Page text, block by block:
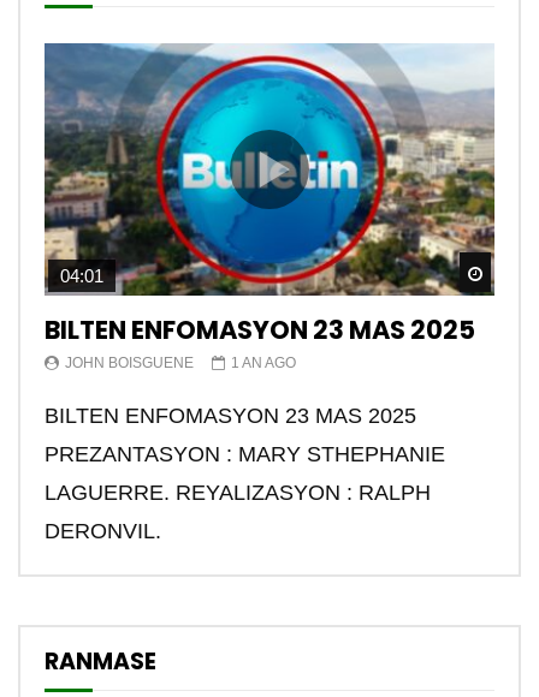
04:01
BILTEN ENFOMASYON 23 MAS 2025
JOHN BOISGUENE 1 AN AGO
BILTEN ENFOMASYON 23 MAS 2025
PREZANTASYON : MARY STHEPHANIE
LAGUERRE. REYALIZASYON : RALPH
DERONVIL.
RANMASE